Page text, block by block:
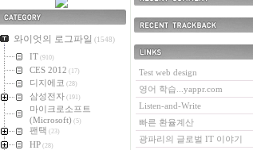
카테고리
와이엇의 로그파일 (1548)
IT (910)
CES 2012 (17)
디지에코 (28)
삼성전자 (191)
마이크로소프트
(Microsoft) (5)
팬택 (23)
HP (28)
링크
Test web design
영어 학습...yappr.com
Listen-and-Write
빠른 환율계산
광파리의 글로벌 IT 이야기